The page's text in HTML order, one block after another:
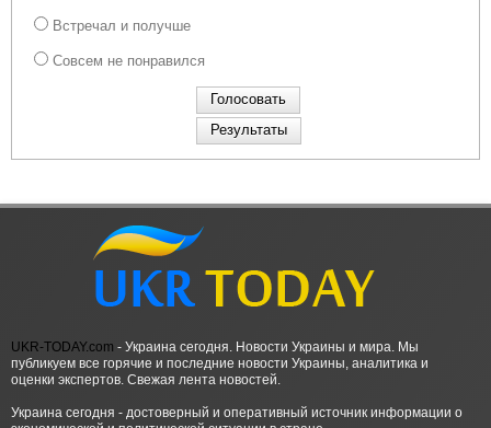
Встречал и получше
Совсем не понравился
UKR-TODAY.com - Украина сегодня. Новости Украины и мира. Мы
публикуем все горячие и последние новости Украины, аналитика и
оценки экспертов. Свежая лента новостей.
Украина сегодня - достоверный и оперативный источник информации о